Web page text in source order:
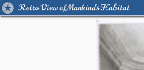
Retro View of Mankind's Habitat